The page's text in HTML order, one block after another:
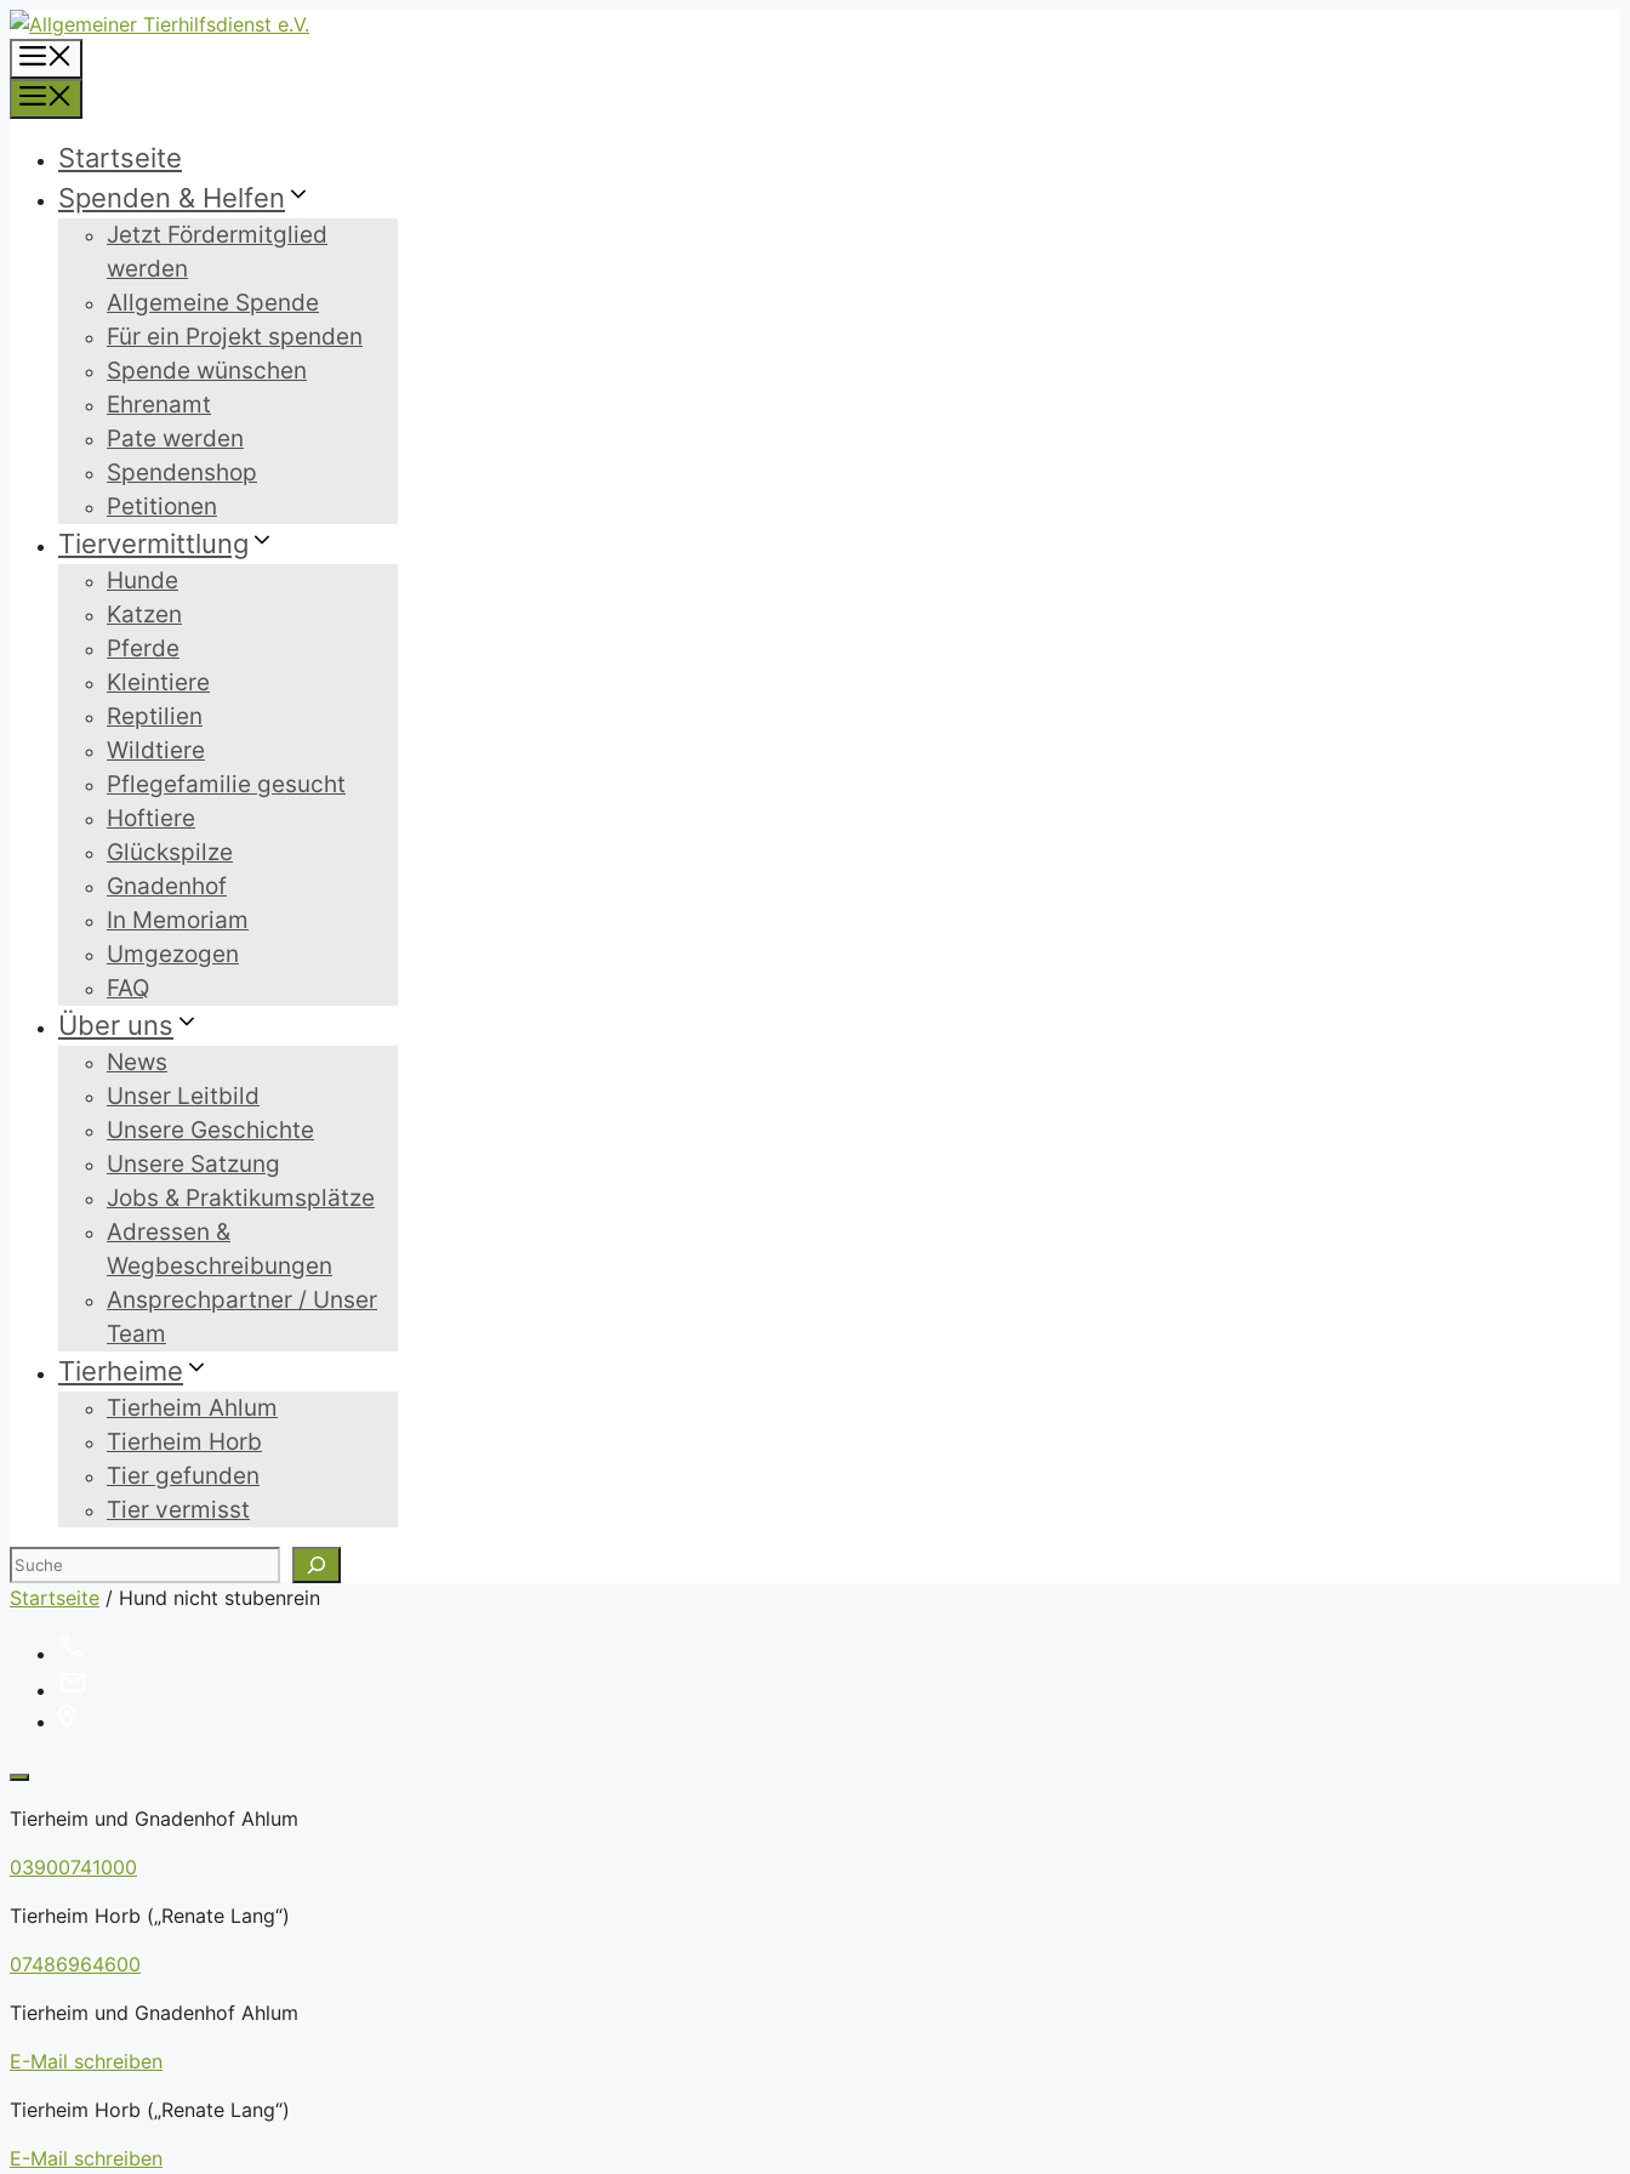
Zum
Inhalt
springen
Startseite
Spenden & Helfen
Jetzt Fördermitglied
werden
Allgemeine Spende
Für ein Projekt spenden
Spende wünschen
Ehrenamt
Pate werden
Spendenshop
Petitionen
Tiervermittlung
Hunde
Katzen
Pferde
Kleintiere
Reptilien
Wildtiere
Pflegefamilie gesucht
Hoftiere
Glückspilze
Gnadenhof
In Memoriam
Umgezogen
FAQ
Über uns
News
Unser Leitbild
Unsere Geschichte
Unsere Satzung
Jobs & Praktikumsplätze
Adressen &
Wegbeschreibungen
Ansprechpartner / Unser
Team
Tierheime
Tierheim Ahlum
Tierheim Horb
Tier gefunden
Tier vermisst
Suchen
Startseite / Hund nicht stubenrein
Tierheim und Gnadenhof Ahlum
03900741000
Tierheim Horb („Renate Lang“)
07486964600
Tierheim und Gnadenhof Ahlum
E-Mail schreiben
Tierheim Horb („Renate Lang“)
E-Mail schreiben